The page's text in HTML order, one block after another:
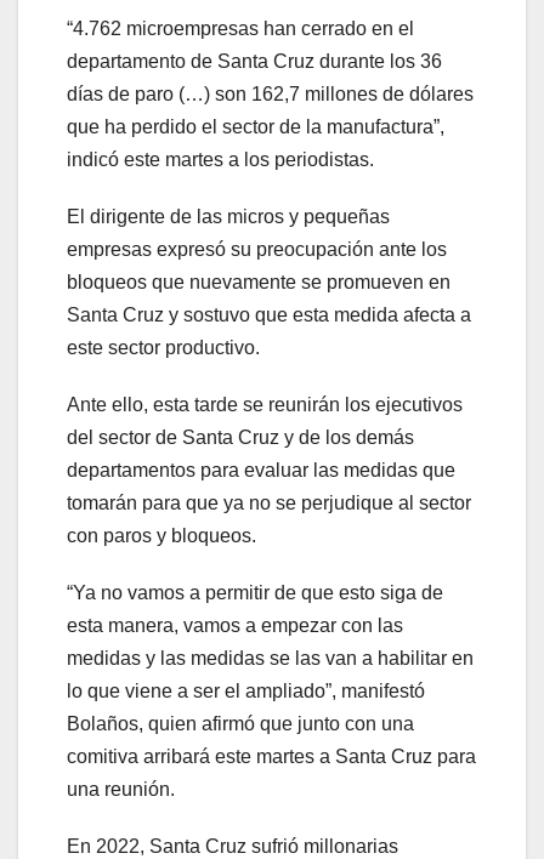
“4.762 microempresas han cerrado en el
departamento de Santa Cruz durante los 36
días de paro (…) son 162,7 millones de dólares
que ha perdido el sector de la manufactura”,
indicó este martes a los periodistas.
El dirigente de las micros y pequeñas
empresas expresó su preocupación ante los
bloqueos que nuevamente se promueven en
Santa Cruz y sostuvo que esta medida afecta a
este sector productivo.
Ante ello, esta tarde se reunirán los ejecutivos
del sector de Santa Cruz y de los demás
departamentos para evaluar las medidas que
tomarán para que ya no se perjudique al sector
con paros y bloqueos.
“Ya no vamos a permitir de que esto siga de
esta manera, vamos a empezar con las
medidas y las medidas se las van a habilitar en
lo que viene a ser el ampliado”, manifestó
Bolaños, quien afirmó que junto con una
comitiva arribará este martes a Santa Cruz para
una reunión.
En 2022, Santa Cruz sufrió millonarias